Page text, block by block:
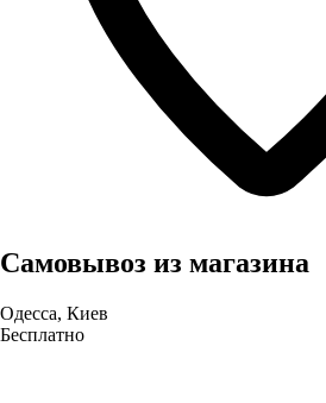
Самовывоз из магазина
Одесса, Киев
Бесплатно